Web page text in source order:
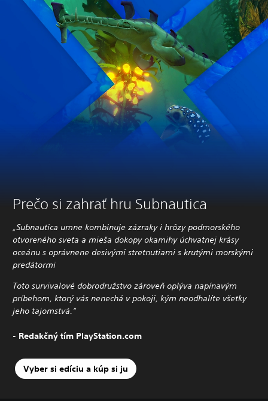
Prečo si zahrať hru Subnautica
„Subnautica umne kombinuje zázraky i hrôzy podmorského
otvoreného sveta a mieša dokopy okamihy úchvatnej krásy
oceánu s oprávnene desivými stretnutiami s krutými morskými
predátormi
Toto survivalové dobrodružstvo zároveň oplýva napínavým
príbehom, ktorý vás nenechá v pokoji, kým neodhalíte všetky
jeho tajomstvá.“
- Redakčný tím PlayStation.com
Vyber si edíciu a kúp si ju